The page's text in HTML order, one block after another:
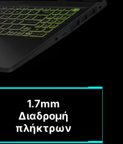
1.7mm
Διαδρομή
πλήκτρων